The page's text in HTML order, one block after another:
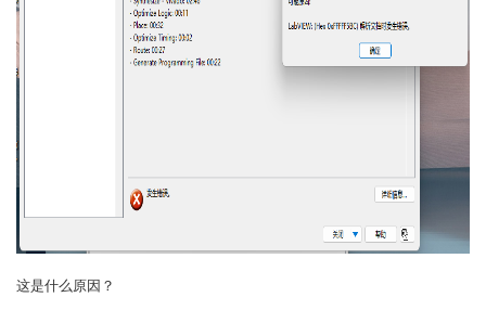
这是什么原因？